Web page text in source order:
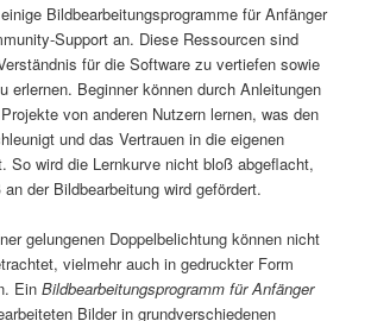
Bildbearbeitungsprogramme für Anfänger
Support an. Diese Ressourcen sind
für die Software zu vertiefen sowie
erlernen. Beginner können durch Anleitungen
von anderen Nutzern lernen, was den
und das Vertrauen in die eigenen
So wird die Lernkurve nicht bloß abgeflacht,
der Bildbearbeitung wird gefördert.
gelungenen Doppelbelichtung können nicht
vielmehr auch in gedruckter Form
EinBildbearbeitungsprogramm für Anfänger
Bilder in grundverschiedenen